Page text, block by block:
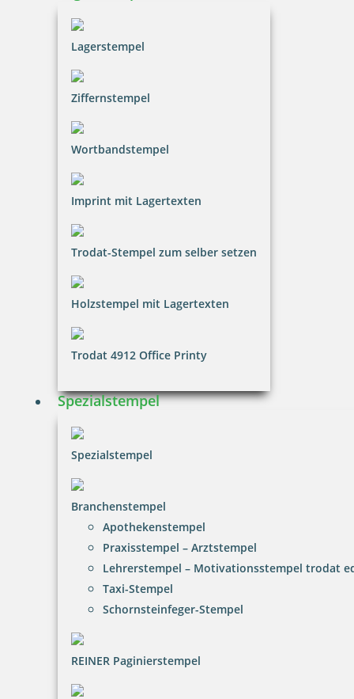
Lagerstempel
Ziffernstempel
Wortbandstempel
Imprint mit Lagertexten
Trodat-Stempel zum selber setzen
Holzstempel mit Lagertexten
Trodat 4912 Office Printy
Spezialstempel
Spezialstempel
Branchenstempel
Apothekenstempel
Praxisstempel – Arztstempel
Lehrerstempel – Motivationsstempel trodat
Taxi-Stempel
Schornsteinfeger-Stempel
REINER Paginierstempel